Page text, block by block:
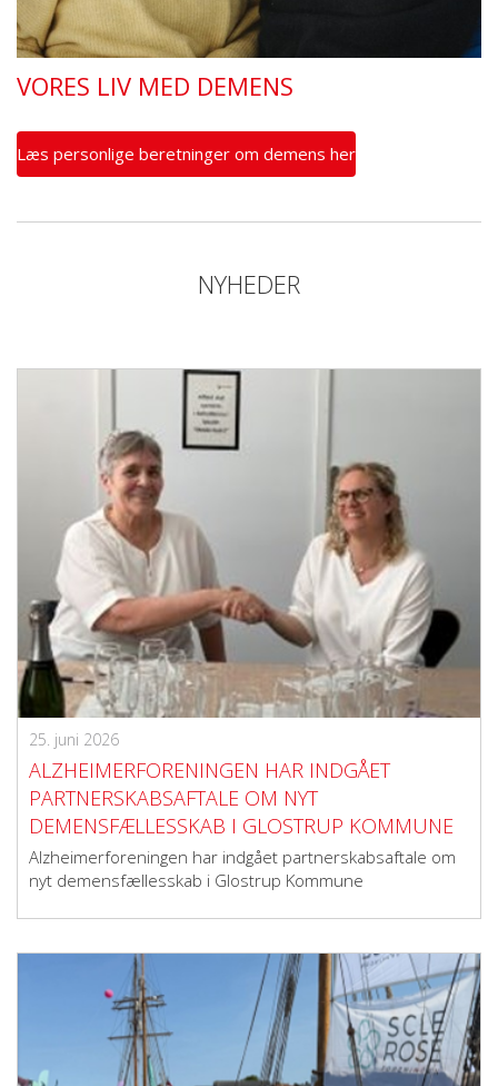
VORES LIV MED DEMENS
Læs personlige beretninger om demens her
NYHEDER
25. juni 2026
ALZHEIMERFORENINGEN HAR INDGÅET
PARTNERSKABSAFTALE OM NYT
DEMENSFÆLLESSKAB I GLOSTRUP KOMMUNE
Alzheimerforeningen har indgået partnerskabsaftale om
nyt demensfællesskab i Glostrup Kommune